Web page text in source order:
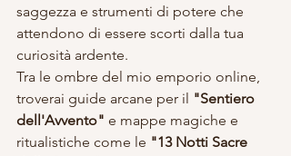
saggezza e strumenti di potere che
attendono di essere scorti dalla tua
curiosità ardente.
Tra le ombre del mio emporio online,
troverai guide arcane per il "Sentiero
dell'Avvento" e mappe magiche e
ritualistiche come le "13 Notti Sacre